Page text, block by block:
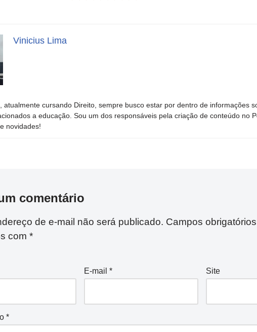
Vinicius Lima
atualmente cursando Direito, sempre busco estar por dentro de informações
a educação. Sou um dos responsáveis pela criação de conteúdo no
novidades!
comentário
de e-mail não será publicado. Campos
com *
E-mail * Site
*